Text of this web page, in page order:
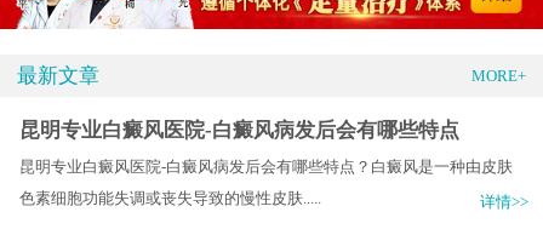
最新文章 MORE+
昆明专业白癜风医院-白癜风病发后会有哪些特点
昆明专业白癜风医院-白癜风病发后会有哪些特点？白癜风是一种由皮肤
色素细胞功能失调或丧失导致的慢性皮肤.....
详情>>